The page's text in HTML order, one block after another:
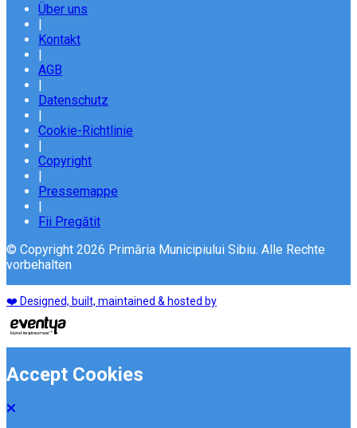
Über uns
|
Kontakt
|
AGB
|
Datenschutz
|
Cookie-Richtlinie
|
Copyright
|
Pressemappe
|
Fii Pregătit
© Copyright 2026 Primăria Municipiului Sibiu. Alle Rechte
vorbehalten
❤️ Designed, built, maintained & hosted by
Accept Cookies